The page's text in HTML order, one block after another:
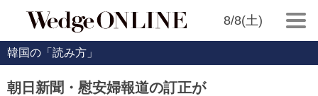
8/8(土)
韓国の「読み方」
朝日新聞・慰安婦報道の訂正が